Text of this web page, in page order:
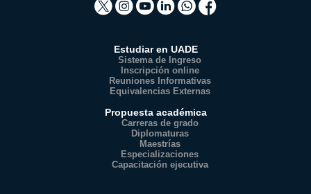
Estudiar en UADE
Sistema de Ingreso
Inscripción online
Reuniones Informativas
Equivalencias Externas
Propuesta académica
Carreras de grado
Diplomaturas
Maestrías
Especializaciones
Capacitación ejecutiva